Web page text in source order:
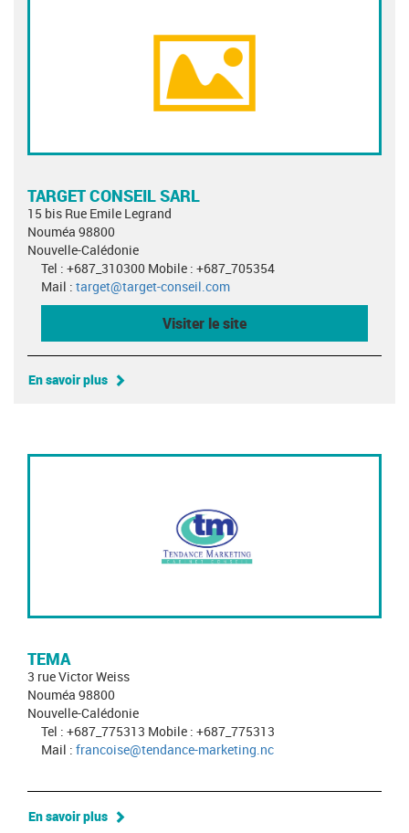
TARGET CONSEIL SARL
15 bis Rue Emile Legrand
Nouméa 98800
Nouvelle-Calédonie
Tel : +687_310300 Mobile : +687_705354
Mail : target@target-conseil.com
Visiter le site
En savoir plus
TEMA
3 rue Victor Weiss
Nouméa 98800
Nouvelle-Calédonie
Tel : +687_775313 Mobile : +687_775313
Mail : francoise@tendance-marketing.nc
En savoir plus